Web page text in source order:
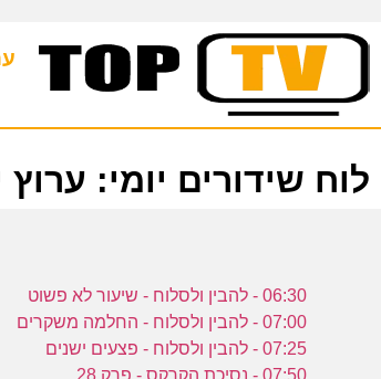
לוח שידורים יומי: ערוץ
06:30 - להבין ולסלוח - שיעור לא פשוט
07:00 - להבין ולסלוח - החלמה משקרים
07:25 - להבין ולסלוח - פצעים ישנים